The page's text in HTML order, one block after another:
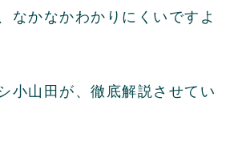
なかなかわかりにくいですよ
小山田が、徹底解説させてい